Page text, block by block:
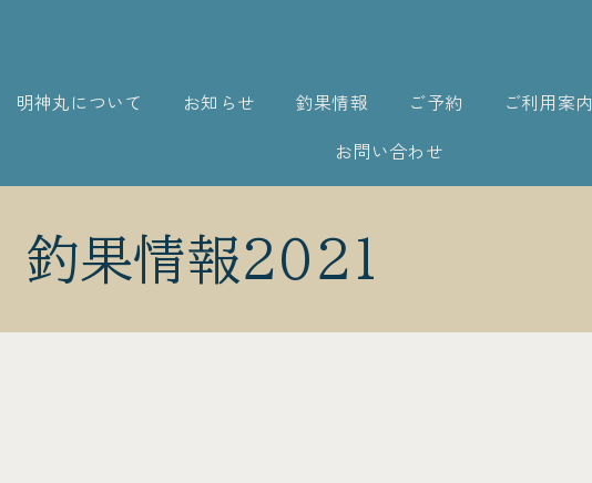
明神丸について お知らせ 釣果情報 ご予約 ご利用案内
お問い合わせ
釣果情報2021